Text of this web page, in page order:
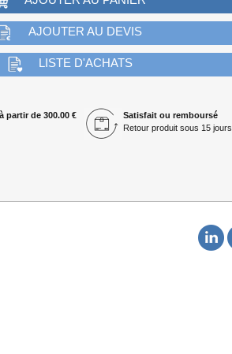
AJOUTER AU DEVIS
LISTE D'ACHATS
partir de 300.00 €
Satisfait ou remboursé
Retour produit sous 15 jours